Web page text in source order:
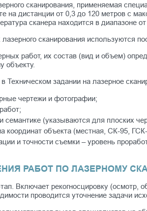
сканирования, применяемая
на дистанции от 0,3 до 120 метров с
сканера находится в диапазоне от
сканирования используются
работ, их состав (вид и объем)
объекту.
Техническом задании на лазерное
чертежи и фотографии;
семантике (указываются для плоских
координат объекта (местная, СК-95,
и точности съемки – уровень
РАБОТ ПО ЛАЗЕРНОМУ
Включает рекогносцировку (осмотр,
проводится уточнение задачи